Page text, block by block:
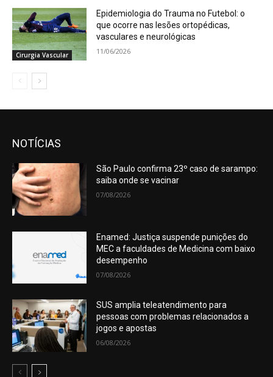
Cirurgia Vascular
Epidemiologia do Trauma no Futebol: o
que ocorre nas lesões ortopédicas,
vasculares e neurológicas
11/06/2026
NOTÍCIAS
São Paulo confirma 23º caso de sarampo:
saiba onde se vacinar
07/08/2026
Enamed: Justiça suspende punições do
MEC a faculdades de Medicina com baixo
desempenho
07/08/2026
SUS amplia teleatendimento para
pessoas com problemas relacionados a
jogos e apostas
06/08/2026